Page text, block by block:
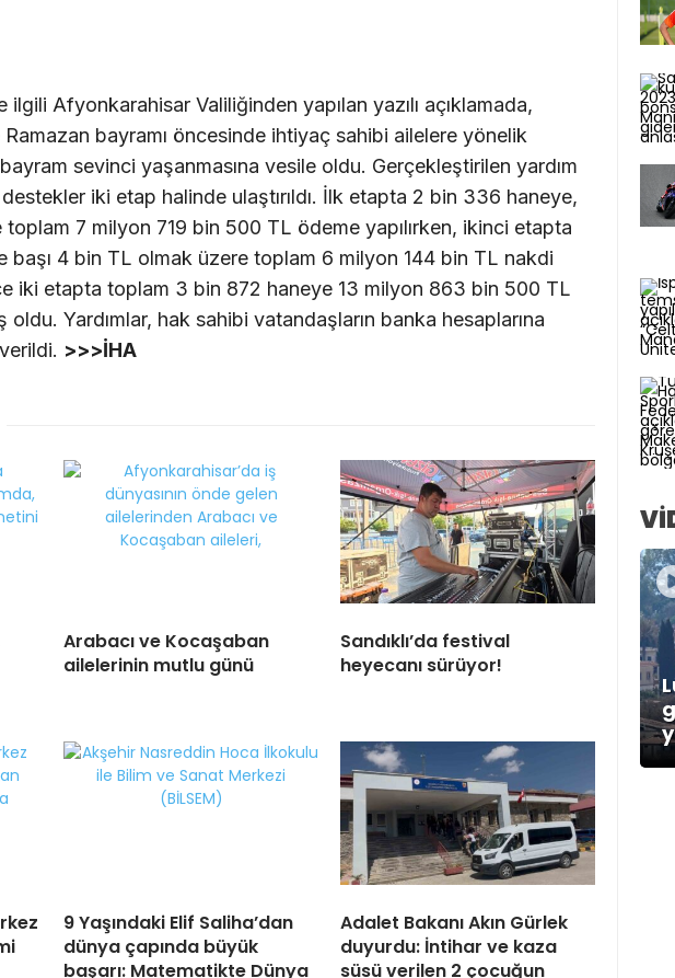
Afyonkarahisar Valiliğinden yapılan yazılı açıklamada,
Ramazan bayramı öncesinde ihtiyaç sahibi ailelere yönelik
sevinci yaşanmasına vesile oldu. Gerçekleştirilen yardım
destekler iki etap halinde ulaştırıldı. İlk etapta 2 bin 336 haneye,
toplam 7 milyon 719 bin 500 TL ödeme yapılırken, ikinci etapta
başı 4 bin TL olmak üzere toplam 6 milyon 144 bin TL nakdi
iki etapta toplam 3 bin 872 haneye 13 milyon 863 bin 500 TL
Yardımlar, hak sahibi vatandaşların banka hesaplarına
>>>İHA
Arabacı ve Kocaşaban
ailelerinin mutlu günü
Sandıklı’da festival
heyecanı sürüyor!
9 Yaşındaki Elif Saliha’dan
dünya çapında büyük
başarı: Matematikte Dünya
Adalet Bakanı Akın Gürlek
duyurdu: İntihar ve kaza
süsü verilen 2 çocuğun